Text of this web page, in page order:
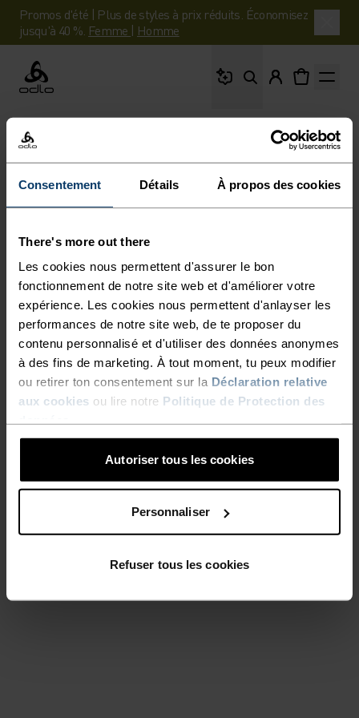
Consentement Détails À propos des cookies
There's more out there
Les cookies nous permettent d'assurer le bon
fonctionnement de notre site web et d'améliorer votre
expérience. Les cookies nous permettent d'anlayser les
performances de notre site web, de te proposer du
contenu personnalisé et d'utiliser des données anonymes
à des fins de marketing. À tout moment, tu peux modifier
ou retirer ton consentement sur la Déclaration relative
aux cookies ou lire notre Politique de Protection des
Autoriser tous les cookies
Personnaliser
Refuser tous les cookies
Promos d'été | Plus de styles à prix réduits. Économisez
jusqu'à 40 %. Femme | Homme
Odlo